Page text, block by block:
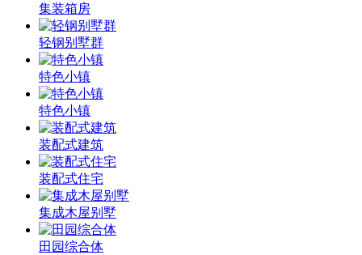
集装箱房
轻钢别墅群
特色小镇
特色小镇
装配式建筑
装配式住宅
集成木屋别墅
田园综合体